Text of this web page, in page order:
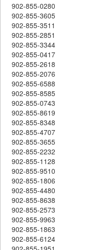
902-855-0280
902-855-3605
902-855-3511
902-855-2851
902-855-3344
902-855-0417
902-855-2618
902-855-2076
902-855-6588
902-855-8585
902-855-0743
902-855-8619
902-855-8348
902-855-4707
902-855-3655
902-855-2232
902-855-1128
902-855-9510
902-855-1806
902-855-4480
902-855-8638
902-855-2573
902-855-9963
902-855-1863
902-855-6124